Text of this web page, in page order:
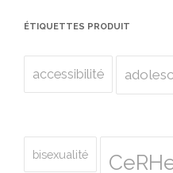
ÉTIQUETTES PRODUIT
accessibilité
bisexualité